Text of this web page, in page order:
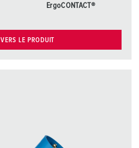
ErgoCONTACT®
VERS LE PRODUIT